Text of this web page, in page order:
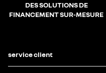
DES SOLUTIONS DE
FINANCEMENT SUR-MESURE
service client